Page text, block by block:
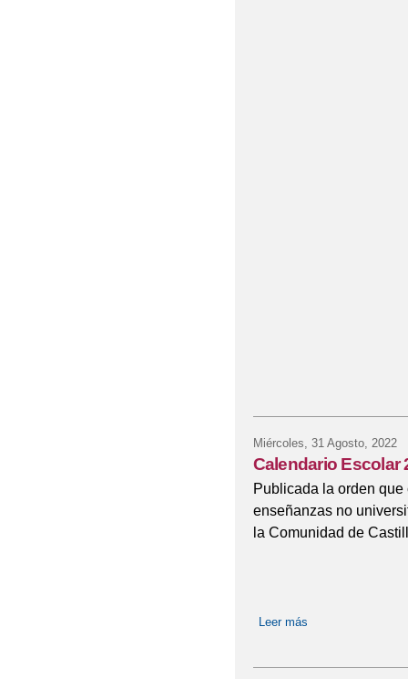
Miércoles, 31 Agosto, 2022
Calendario Escolar
Publicada la orden
enseñanzas no
la Comunidad de
Leer más